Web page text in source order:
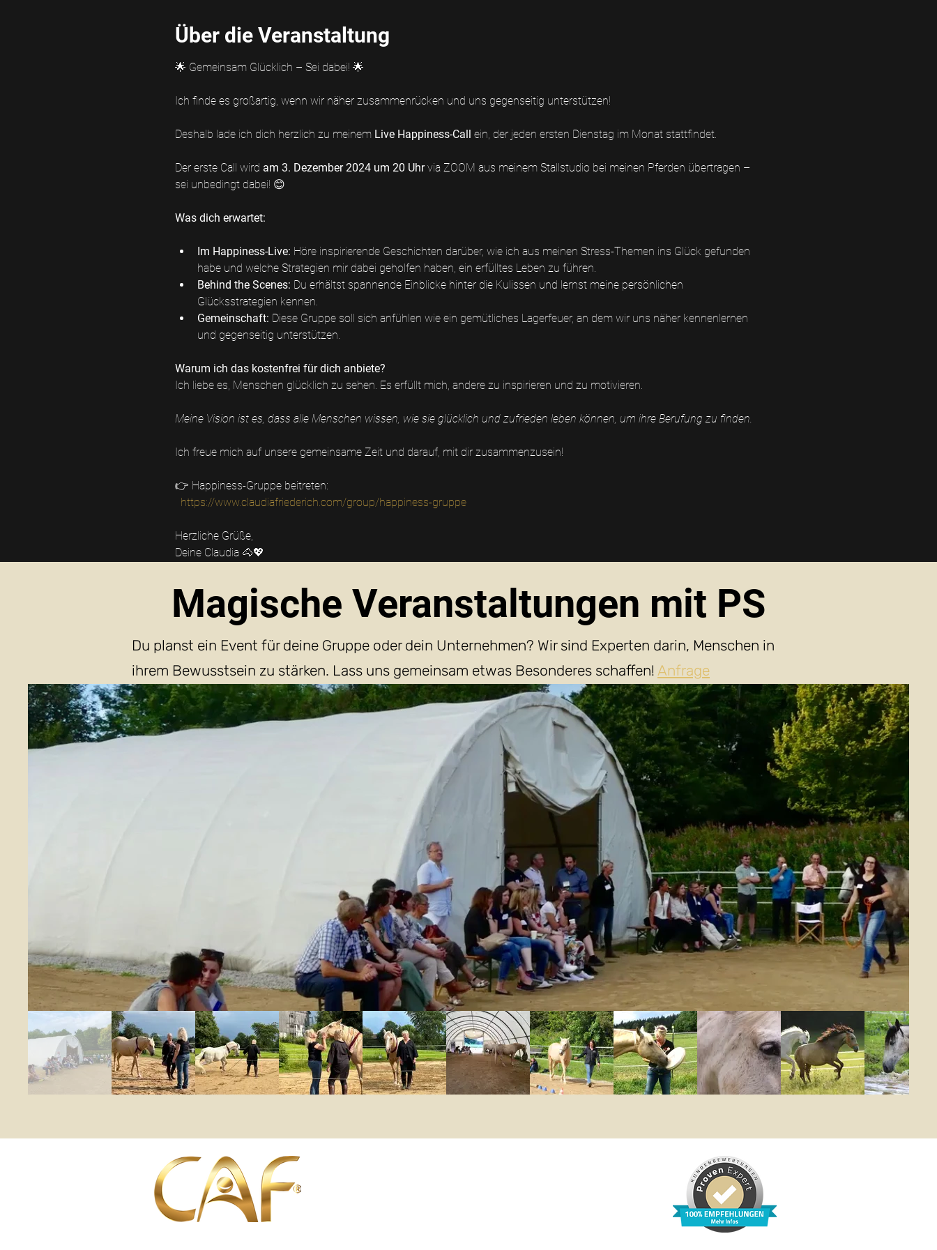
Über die Veranstaltung
🌟 Gemeinsam Glücklich – Sei dabei! 🌟
Ich finde es großartig, wenn wir näher zusammenrücken und uns gegenseitig unterstützen!
Deshalb lade ich dich herzlich zu meinem Live Happiness-Call ein, der jeden ersten Dienstag im Monat stattfindet.
Der erste Call wird am 3. Dezember 2024 um 20 Uhr via ZOOM aus meinem Stallstudio bei meinen Pferden übertragen –
sei unbedingt dabei! 😊
Was dich erwartet:
Im Happiness-Live: Höre inspirierende Geschichten darüber, wie ich aus meinen Stress-Themen ins Glück gefunden
habe und welche Strategien mir dabei geholfen haben, ein erfülltes Leben zu führen.
Behind the Scenes: Du erhältst spannende Einblicke hinter die Kulissen und lernst meine persönlichen
Glücksstrategien kennen.
Gemeinschaft: Diese Gruppe soll sich anfühlen wie ein gemütliches Lagerfeuer, an dem wir uns näher kennenlernen
und gegenseitig unterstützen.
Warum ich das kostenfrei für dich anbiete?
Ich liebe es, Menschen glücklich zu sehen. Es erfüllt mich, andere zu inspirieren und zu motivieren.
Meine Vision ist es, dass alle Menschen wissen, wie sie glücklich und zufrieden leben können, um ihre Berufung zu finden.
Ich freue mich auf unsere gemeinsame Zeit und darauf, mit dir zusammenzusein!
👉 Happiness-Gruppe beitreten:
https://www.claudiafriederich.com/group/happiness-gruppe
Herzliche Grüße,
Deine Claudia 🐴💖
Magische Veranstaltungen mit PS
Du planst ein Event für deine Gruppe oder dein Unternehmen? Wir sind Experten darin, Menschen in
ihrem Bewusstsein zu stärken. Lass uns gemeinsam etwas Besonderes schaffen! Anfrage